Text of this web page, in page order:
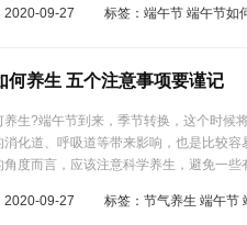
2020-09-27 标签： 端午节 端午节如
何养生 五个注意事项要谨记
养生?端午节到来，季节转换，这个时候
消化道、呼吸道等带来影响，也是比较
角度而言，应该注意科学养生，避免一
飘香，总是让人垂涎三尺食指大动，但
2020-09-27 标签： 节气养生 端午节